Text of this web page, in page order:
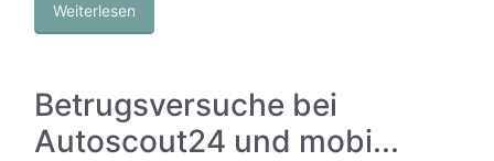
Weiterlesen
Betrugsversuche bei
Autoscout24 und mobi...